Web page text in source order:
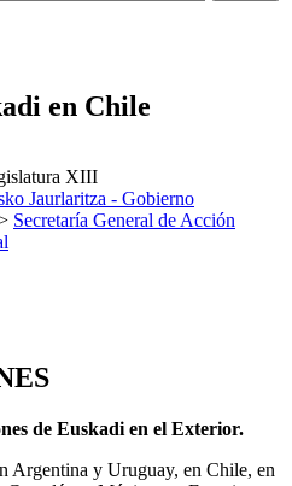
en Chile
XIII
Jaurlaritza - Gobierno
Secretaría General de Acción
de Euskadi en el Exterior.
Argentina y Uruguay, en Chile, en